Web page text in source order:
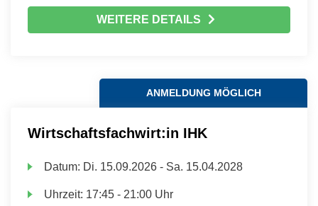
WEITERE DETAILS
ANMELDUNG MÖGLICH
Wirtschaftsfachwirt:in IHK
Datum: Di. 15.09.2026 - Sa. 15.04.2028
Uhrzeit: 17:45 - 21:00 Uhr